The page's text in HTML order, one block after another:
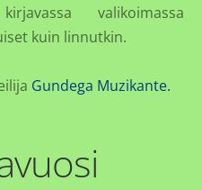
valikoimassa
kuin linnutkin.
Gundega Muzikante.